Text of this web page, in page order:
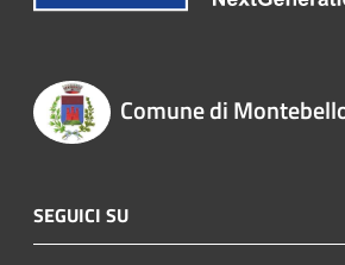
Comune di
SEGUICI SU